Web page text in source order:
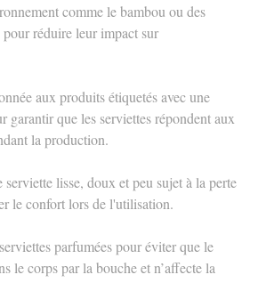
comme le bambou ou des
réduire leur impact sur
aux produits étiquetés avec une
garantir que les serviettes répondent aux
la production.
serviette lisse, doux et peu sujet à la perte
le confort lors de l'utilisation.
parfumées pour éviter que le
le corps par la bouche et n’affecte la